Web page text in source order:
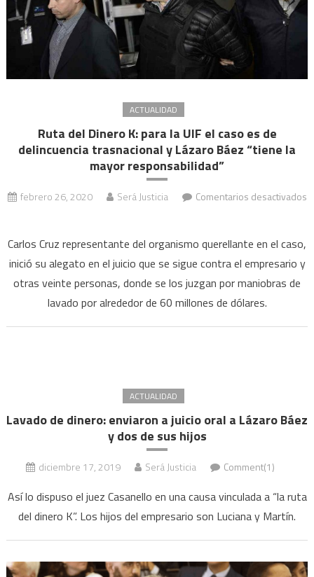
ACTUALIDAD
Ruta del Dinero K: para la UIF el caso es de
delincuencia trasnacional y Lázaro Báez “tiene la
mayor responsabilidad”
febrero 26, 2020 Será Justicia
Comentarios desactivados
del
Dinero
K:
para
es
de
delincuencia
trasnacional
Báez
“tiene
responsabilidad”
Carlos Cruz representante del organismo querellante en el caso,
inició su alegato en el juicio que se sigue contra el empresario y
otras veinte personas, donde se los juzgan por maniobras de
lavado por alrededor de 60 millones de dólares.
ACTUALIDAD
Lavado de dinero: enviaron a juicio oral a Lázaro Báez
y dos de sus hijos
diciembre 17, 2019 Será Justicia Comment(1)
Así lo dispuso el juez Casanello en una causa vinculada a “la ruta
del dinero K”. Los hijos del empresario son Luciana y Martín.